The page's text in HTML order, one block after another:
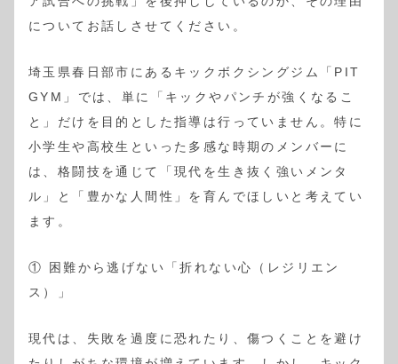
についてお話しさせてください。
埼玉県春日部市にあるキックボクシングジム「PIT
GYM」では、単に「キックやパンチが強くなるこ
と」だけを目的とした指導は行っていません。特に
小学生や高校生といった多感な時期のメンバーに
は、格闘技を通じて「現代を生き抜く強いメンタ
ル」と「豊かな人間性」を育んでほしいと考えてい
ます。
① 困難から逃げない「折れない心（レジリエン
ス）」
現代は、失敗を過度に恐れたり、傷つくことを避け